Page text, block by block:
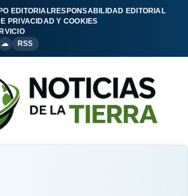
EDITORIALRESPONSABILIDAD EDITORIAL
PRIVACIDAD Y COOKIES
☁ RSS